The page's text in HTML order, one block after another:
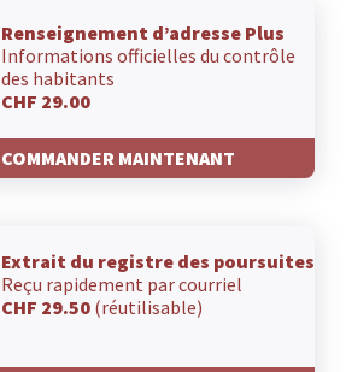
Renseignement d’adresse Plus
Informations officielles du contrôle
des habitants
CHF 29.00
COMMANDER MAINTENANT
Extrait du registre des poursuites
Reçu rapidement par courriel
CHF 29.50 (réutilisable)